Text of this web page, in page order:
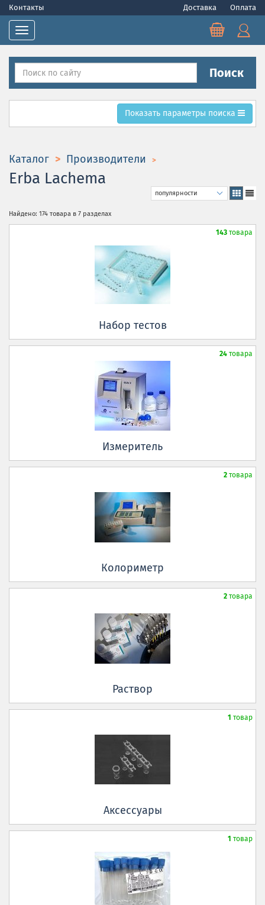
Контакты Доставка Оплата
Toggle navigation
Поиск
Toggle search parametrs
Показать параметры поиска
Каталог Производители
Erba Lachema
Найдено: 174 товара в 7 разделах
143 товара
Набор тестов
24 товара
Измеритель
2 товара
Колориметр
2 товара
Раствор
1 товар
Аксессуары
1 товар